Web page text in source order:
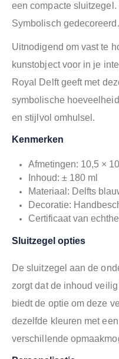
een compacte
Symbolisch gedecoreerd.
Uitnodigend om vast te
kunstobject voor in je
Royal Delft geeft met
symbolische
en stijlvol omhulsel.
Kenmerken
Afmetingen: 10,5 ×
Inhoud: ± 180 ml
Materiaal: Delfts
Decoratie:
Certificaat van
Sluitzegel opties
De sluitzegel aan de
zorgt dat de inhoud
biedt de optie om deze
dezelfde kleuren met
verschillende